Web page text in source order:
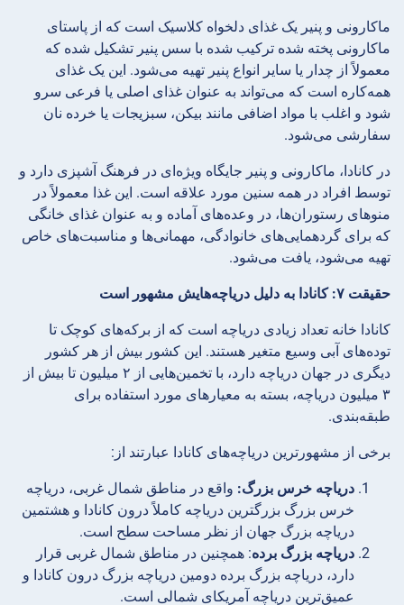
ماکارونی و پنیر یک غذای دلخواه کلاسیک است که از پاستای
ماکارونی پخته شده ترکیب شده با سس پنیر تشکیل شده که
معمولاً از چدار یا سایر انواع پنیر تهیه می‌شود. این یک غذای
همه‌کاره است که می‌تواند به عنوان غذای اصلی یا فرعی سرو
شود و اغلب با مواد اضافی مانند بیکن، سبزیجات یا خرده نان
سفارشی می‌شود.
در کانادا، ماکارونی و پنیر جایگاه ویژه‌ای در فرهنگ آشپزی دارد و
توسط افراد در همه سنین مورد علاقه است. این غذا معمولاً در
منوهای رستوران‌ها، در وعده‌های آماده و به عنوان غذای خانگی
که برای گردهمایی‌های خانوادگی، مهمانی‌ها و مناسبت‌های خاص
تهیه می‌شود، یافت می‌شود.
حقیقت ۷: کانادا به دلیل دریاچه‌هایش مشهور است
کانادا خانه تعداد زیادی دریاچه است که از برکه‌های کوچک تا
توده‌های آبی وسیع متغیر هستند. این کشور بیش از هر کشور
دیگری در جهان دریاچه دارد، با تخمین‌هایی از ۲ میلیون تا بیش از
۳ میلیون دریاچه، بسته به معیارهای مورد استفاده برای
طبقه‌بندی.
برخی از مشهورترین دریاچه‌های کانادا عبارتند از:
دریاچه خرس بزرگ: واقع در مناطق شمال غربی، دریاچه
خرس بزرگ بزرگترین دریاچه کاملاً درون کانادا و هشتمین
دریاچه بزرگ جهان از نظر مساحت سطح است.
دریاچه بزرگ برده: همچنین در مناطق شمال غربی قرار
دارد، دریاچه بزرگ برده دومین دریاچه بزرگ درون کانادا و
عمیق‌ترین دریاچه آمریکای شمالی است.